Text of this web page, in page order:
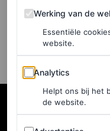
Werking van de
Werking van de
Essentiële
website.
Analytics
Analytics
Helpt ons bij het
de website.
Advertenties